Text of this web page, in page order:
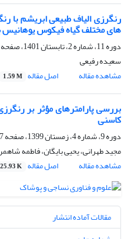
رنگرزی الیاف طبیعی ابریشم
های مختلف گیاه فیکوس
دوره 11، شماره 2، تابستان 1401، صفحه
سعیده رفیعی
مشاهده مقاله
اصل مقاله 1.59 M
بررسی پارامترهای مؤثر بر
کاسنی
دوره 9، شماره 4، زمستان 1399، صفحه
مجید طهرانی، یحیی بایگان، فاطمه
مشاهده مقاله
اصل مقاله K
مقالات آماده انتشار